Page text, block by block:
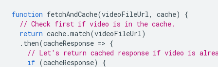
function fetchAndCache(videoFileUrl, cache)
{
// Check first if video is in the cache.
return cache.match(videoFileUrl)
. then(cacheResponse => {
// Let's return cached response if video is
if (cacheResponse)
{